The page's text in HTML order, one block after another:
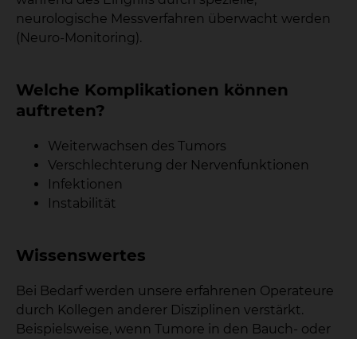
neurologische Messverfahren überwacht werden
(Neuro-Monitoring).
Welche Komplikationen können
auftreten?
Weiterwachsen des Tumors
Verschlechterung der Nervenfunktionen
Infektionen
Instabilität
Wissenswertes
Bei Bedarf werden unsere erfahrenen Operateure
durch Kollegen anderer Disziplinen verstärkt.
Beispielsweise, wenn Tumore in den Bauch- oder